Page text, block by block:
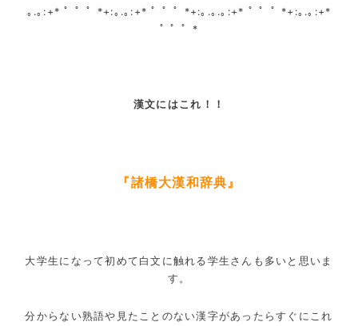
｡.｡:+* ﾟ ゜ﾟ *+:｡.｡:+* ﾟ ゜ﾟ *+:｡.｡.｡:+* ﾟ ゜ﾟ *+:｡.｡:+*
ﾟ ゜ﾟ *
漢文にはこれ！！
『諸橋大漢和辞典』
大学生になって初めて白文に触れる学生さんも多いと思いま
す。
分からない熟語や見たことのない漢字があったらすぐにこれ